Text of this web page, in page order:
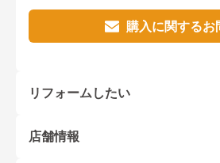
購入に関するお
リフォームしたい
店舗情報